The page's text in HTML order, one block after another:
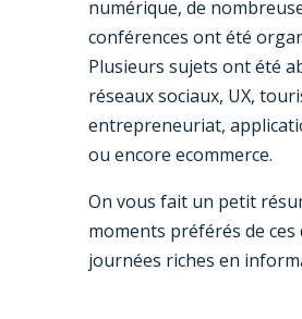
numérique, de
conférences ont été
Plusieurs sujets ont été
réseaux sociaux, UX,
entrepreneuriat,
ou encore ecommerce.
On vous fait un petit
moments préférés de ces
journées riches en